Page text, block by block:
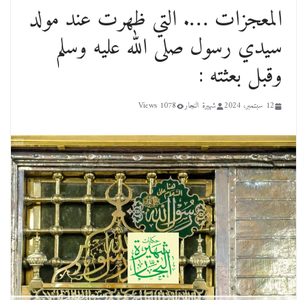
المعجزات …. التي ظهرت عند مولد
سيدي رسول صلى الله عليه وسلم
وقبل بعثته :
12 سبتمبر، 2024 شهيرة النجار 1078 Views